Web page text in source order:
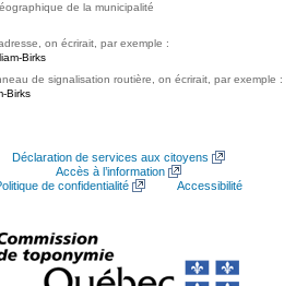
de la municipalité
on écrirait, par exemple :
Birks
de signalisation routière, on écrirait, par exemple :
Birks
Déclaration de services aux citoyens
Accès à l’information
de confidentialité
Accessibilité